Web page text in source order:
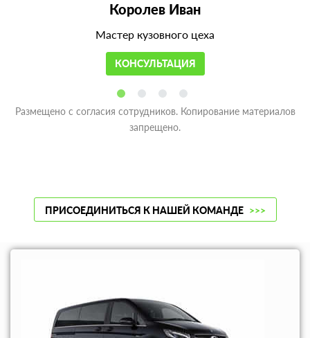
Королев Иван
Мастер кузовного цеха
КОНСУЛЬТАЦИЯ
Размещено с согласия сотрудников. Копирование материалов
запрещено.
ПРИСОЕДИНИТЬСЯ К НАШЕЙ КОМАНДЕ >>>